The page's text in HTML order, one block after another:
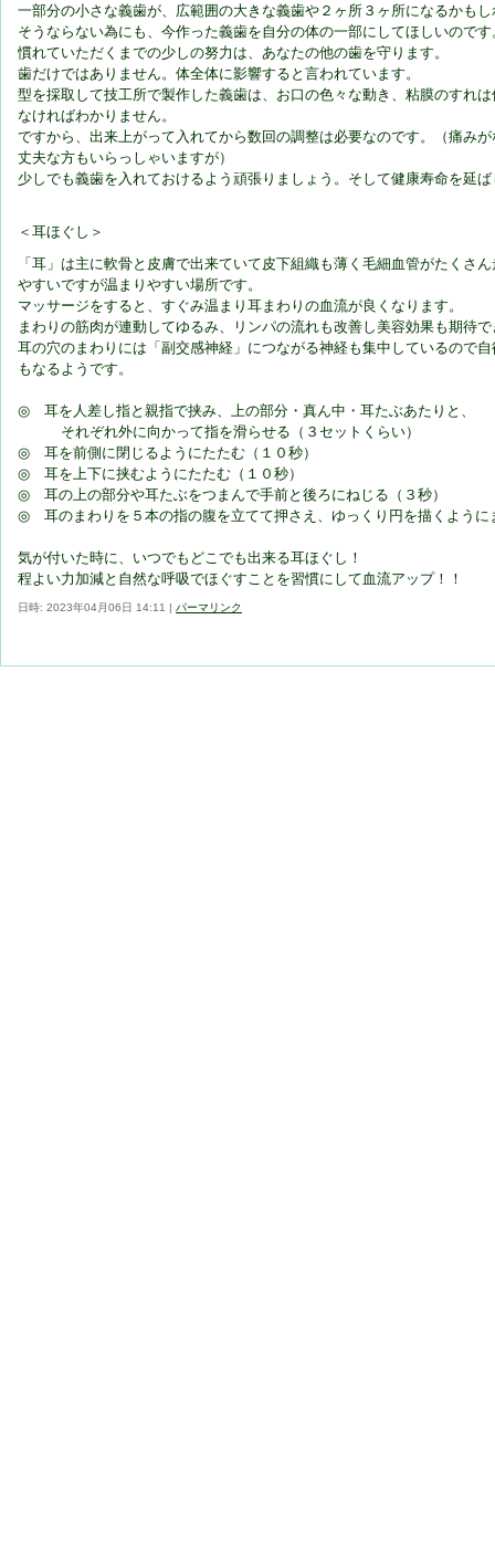
一部分の小さな義歯が、広範囲の大きな義歯や２ヶ所３ヶ所になるかも
そうならない為にも、今作った義歯を自分の体の一部にしてほしいのです
慣れていただくまでの少しの努力は、あなたの他の歯を守ります。
歯だけではありません。体全体に影響すると言われています。
型を採取して技工所で製作した義歯は、お口の色々な動き、粘膜のすれ
なければわかりません。
ですから、出来上がって入れてから数回の調整は必要なのです。（痛み
丈夫な方もいらっしゃいますが）
少しでも義歯を入れておけるよう頑張りましょう。そして健康寿命を延
＜耳ほぐし＞
「耳」は主に軟骨と皮膚で出来ていて皮下組織も薄く毛細血管がたくさ
やすいですが温まりやすい場所です。
マッサージをすると、すぐみ温まり耳まわりの血流が良くなります。
まわりの筋肉が連動してゆるみ、リンパの流れも改善し美容効果も期待
耳の穴のまわりには「副交感神経」につながる神経も集中しているので
もなるようです。
◎ 耳を人差し指と親指で挟み、上の部分・真ん中・耳たぶあたりと、
それぞれ外に向かって指を滑らせる（３セットくらい）
◎ 耳を前側に閉じるようにたたむ（１０秒）
◎ 耳を上下に挟むようにたたむ（１０秒）
◎ 耳の上の部分や耳たぶをつまんで手前と後ろにねじる（３秒）
◎ 耳のまわりを５本の指の腹を立てて押さえ、ゆっくり円を描くように
気が付いた時に、いつでもどこでも出来る耳ほぐし！
程よい力加減と自然な呼吸でほぐすことを習慣にして血流アップ！！
日時: 2023年04月06日 14:11 | パーマリンク